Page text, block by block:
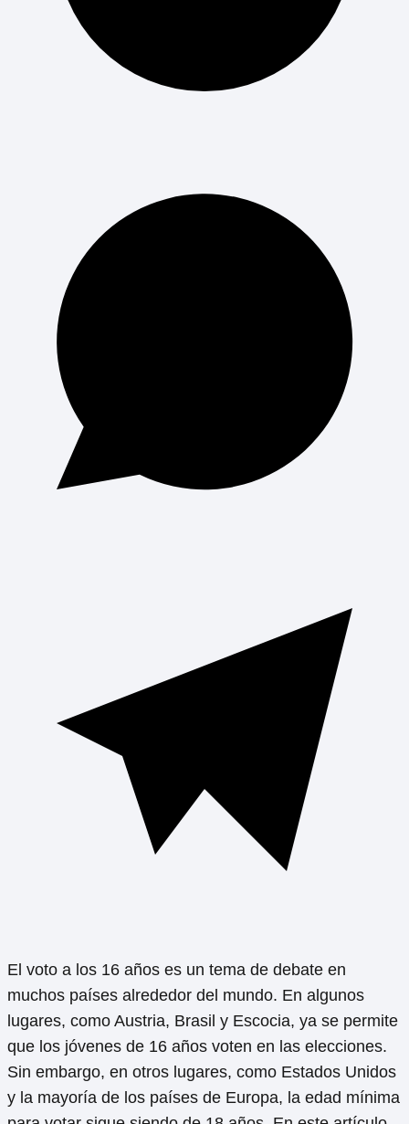
El voto a los 16 años es un tema de debate en
muchos países alrededor del mundo. En algunos
lugares, como Austria, Brasil y Escocia, ya se permite
que los jóvenes de 16 años voten en las elecciones.
Sin embargo, en otros lugares, como Estados Unidos
y la mayoría de los países de Europa, la edad mínima